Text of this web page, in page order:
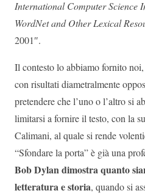
International Computer Science
WordNet and Other Lexical
2001″.
Il contesto lo abbiamo fornito
con risultati diametralmente
pretendere che l’uno o l’altro si
limitarsi a fornire il testo, con la
Calimani, al quale si rende
“Sfondare la porta” è già una
Bob Dylan dimostra quanto
letteratura e storia, quando si